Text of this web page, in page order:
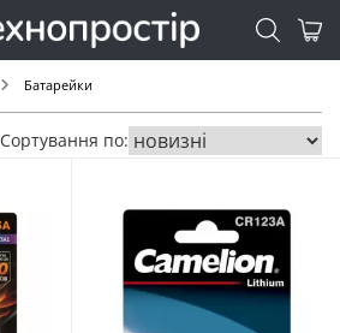
Батарейки
Сортування по: